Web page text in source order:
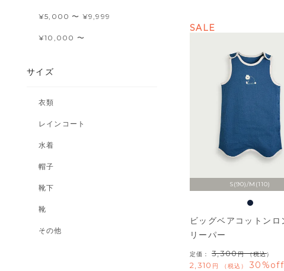
¥5,000 〜 ¥9,999
¥10,000 〜
サイズ
衣類
レインコート
水着
帽子
靴下
靴
その他
S(90)/M(110)
SALE
ビッグベアコットンロ
リーパー
定価： 3,300 （税込）
2,310 税込 30%off